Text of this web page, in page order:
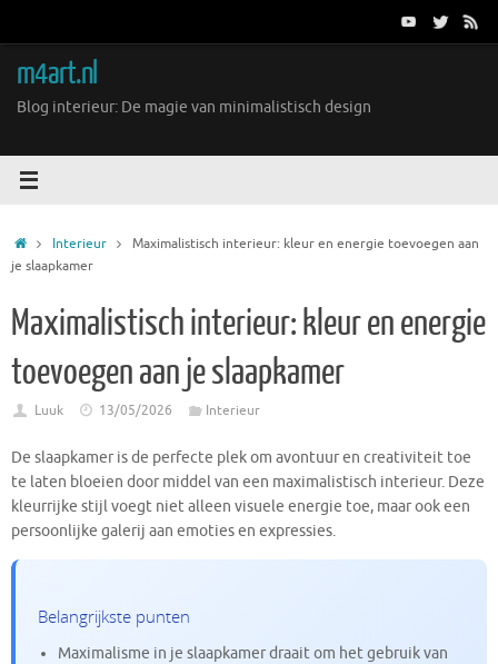
inhoud
m4art.nl
Blog interieur: De magie van minimalistisch design
HomeInterieur
Maximalistisch interieur: kleur en energie toevoegen aan
je slaapkamer
Maximalistisch interieur: kleur en energie
toevoegen aan je slaapkamer
Luuk 13/05/2026 Interieur
De slaapkamer is de perfecte plek om avontuur en creativiteit toe
te laten bloeien door middel van een maximalistisch interieur. Deze
kleurrijke stijl voegt niet alleen visuele energie toe, maar ook een
persoonlijke galerij aan emoties en expressies.
Belangrijkste punten
Maximalisme in je slaapkamer draait om het gebruik van